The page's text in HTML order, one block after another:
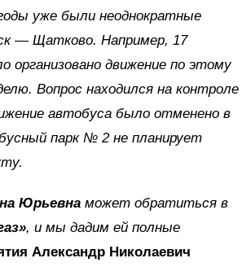
уже были неоднократные
— Щатково. Например, 17
движение по этому
Вопрос находился на контроле
автобуса было отменено в
парк № 2 не планирует
Юрьевна может обратиться в
, и мы дадим ей полные
Александр Николаевич